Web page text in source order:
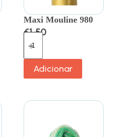
Maxi Mouline 980
€1.50
Adicionar